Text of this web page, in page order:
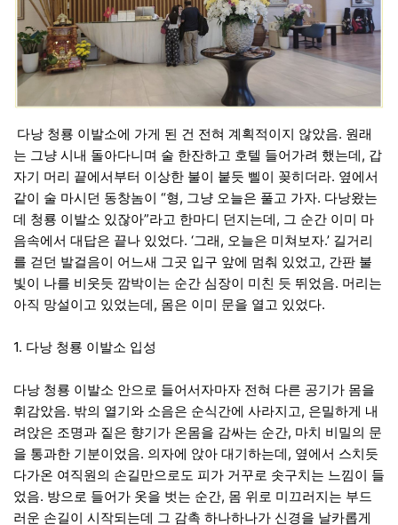
다낭 청룡 이발소에 가게 된 건 전혀 계획적이지 않았음. 원래
는 그냥 시내 돌아다니며 술 한잔하고 호텔 들어가려 했는데, 갑
자기 머리 끝에서부터 이상한 불이 붙듯 삘이 꽂히더라. 옆에서
같이 술 마시던 동창놈이 “형, 그냥 오늘은 풀고 가자. 다낭왔는
데 청룡 이발소 있잖아”라고 한마디 던지는데, 그 순간 이미 마
음속에서 대답은 끝나 있었다. ‘그래, 오늘은 미쳐보자.’ 길거리
를 걷던 발걸음이 어느새 그곳 입구 앞에 멈춰 있었고, 간판 불
빛이 나를 비웃듯 깜박이는 순간 심장이 미친 듯 뛰었음. 머리는
아직 망설이고 있었는데, 몸은 이미 문을 열고 있었다.
1. 다낭 청룡 이발소 입성
다낭 청룡 이발소 안으로 들어서자마자 전혀 다른 공기가 몸을
휘감았음. 밖의 열기와 소음은 순식간에 사라지고, 은밀하게 내
려앉은 조명과 짙은 향기가 온몸을 감싸는 순간, 마치 비밀의 문
을 통과한 기분이었음. 의자에 앉아 대기하는데, 옆에서 스치듯
다가온 여직원의 손길만으로도 피가 거꾸로 솟구치는 느낌이 들
었음. 방으로 들어가 옷을 벗는 순간, 몸 위로 미끄러지는 부드
러운 손길이 시작되는데 그 감촉 하나하나가 신경을 날카롭게